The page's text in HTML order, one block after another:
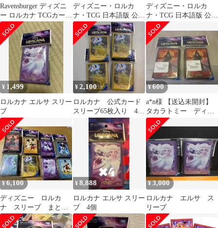
Ravensburger ディズニ
ー ロルカナ TCGカード
スリーブ - セット9 |
TCGデッキ用保護スリ
ーブ65枚 | 対象年齢8歳
ディズニー・ロルカ
ナ・TCG 日本語版 公式
カードスリーブ 2個セ
ット
ディズニー・ロルカ
ナ・TCG 日本語版 公式
カードスリーブ「ディ
ズニー・ロルカナ・
TCGカードバック」
４個セット
¥ 1,499
ロルカナ エルサ スリー
ブ
¥2,100
ロルカナ 公式カード
スリーブ65枚入り 4個
セット 白雪姫
¥600
a*n様 【送込未開封】
タカラトミー ディズ
ニー ロルカナ 公式
カードスリーブ
¥6,100
ディズニー ロルカ
ナ スリーブ まとめ
売り
¥8,888
ロルカナ エルサ スリー
ブ 4個
¥3,000
ロルカナ エルサ ス
リーブ